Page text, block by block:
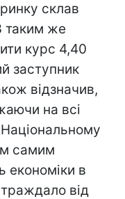
склав
таким же
курс 4,40
заступник
відзначив,
на всі
Національному
самим
економіки в
від